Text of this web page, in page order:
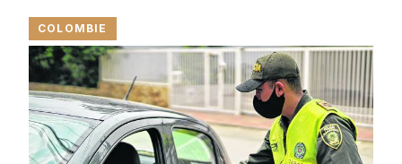
COLOMBIE